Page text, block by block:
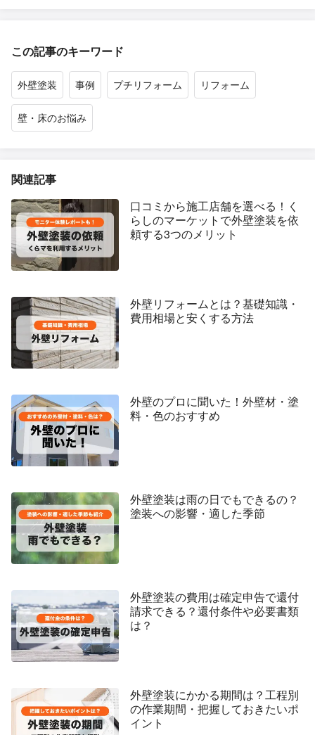
この記事のキーワード
外壁塗装 事例 プチリフォーム リフォーム
壁・床のお悩み
関連記事
口コミから施工店舗を選べる！く
らしのマーケットで外壁塗装を依
頼する3つのメリット
外壁リフォームとは？基礎知識・
費用相場と安くする方法
外壁のプロに聞いた！外壁材・塗
料・色のおすすめ
外壁塗装は雨の日でもできるの？
塗装への影響・適した季節
外壁塗装の費用は確定申告で還付
請求できる？還付条件や必要書類
は？
外壁塗装にかかる期間は？工程別
の作業期間・把握しておきたいポ
イント